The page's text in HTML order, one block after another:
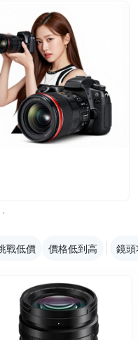
戰低價 價格低到高 鏡